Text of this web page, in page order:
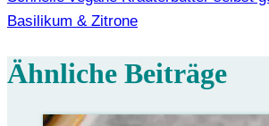
Basilikum & Zitrone
Ähnliche Beiträge